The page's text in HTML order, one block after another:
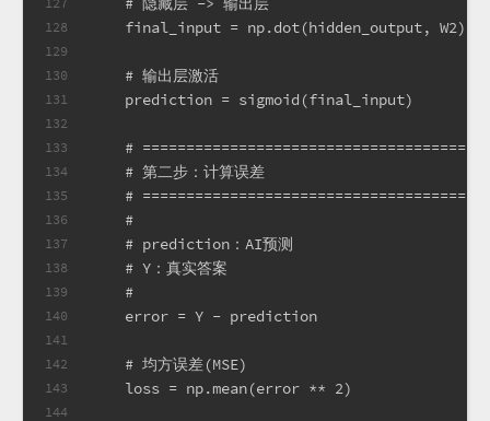
128
129
130
131
132
133
134
135
136
137
138
139
140
141
142
143
144
final_input = np.dot(hidden_output, W2) +
    # 输出层激活
    prediction = sigmoid(final_input)
#
    # 第二步：计算误差
#
    #
    # prediction：AI预测
    # Y：真实答案
    #
    error = Y - prediction
    # 均方误差(MSE)
    loss = np.mean(error ** 2)